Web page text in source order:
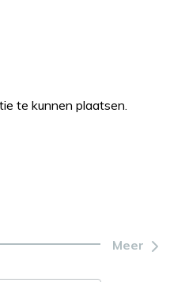
te kunnen plaatsen.
Meer